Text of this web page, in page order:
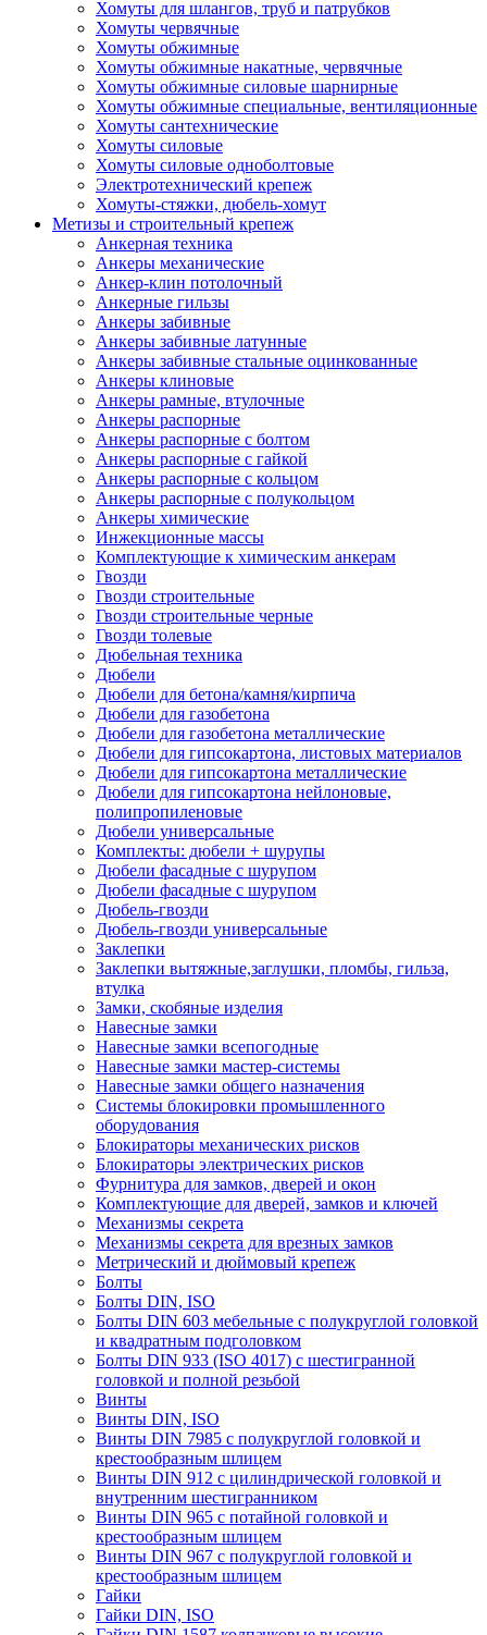
Хомуты для шлангов, труб и патрубков
Хомуты червячные
Хомуты обжимные
Хомуты обжимные накатные, червячные
Хомуты обжимные силовые шарнирные
Хомуты обжимные специальные, вентиляционные
Хомуты сантехнические
Хомуты силовые
Хомуты силовые одноболтовые
Электротехнический крепеж
Хомуты-стяжки, дюбель-хомут
Метизы и строительный крепеж
Анкерная техника
Анкеры механические
Анкер-клин потолочный
Анкерные гильзы
Анкеры забивные
Анкеры забивные латунные
Анкеры забивные стальные оцинкованные
Анкеры клиновые
Анкеры рамные, втулочные
Анкеры распорные
Анкеры распорные с болтом
Анкеры распорные с гайкой
Анкеры распорные с кольцом
Анкеры распорные с полукольцом
Анкеры химические
Инжекционные массы
Комплектующие к химическим анкерам
Гвозди
Гвозди строительные
Гвозди строительные черные
Гвозди толевые
Дюбельная техника
Дюбели
Дюбели для бетона/камня/кирпича
Дюбели для газобетона
Дюбели для газобетона металлические
Дюбели для гипсокартона, листовых материалов
Дюбели для гипсокартона металлические
Дюбели для гипсокартона нейлоновые,
полипропиленовые
Дюбели универсальные
Комплекты: дюбели + шурупы
Дюбели фасадные с шурупом
Дюбели фасадные с шурупом
Дюбель-гвозди
Дюбель-гвозди универсальные
Заклепки
Заклепки вытяжные,заглушки, пломбы, гильза,
втулка
Замки, скобяные изделия
Навесные замки
Навесные замки всепогодные
Навесные замки мастер-системы
Навесные замки общего назначения
Системы блокировки промышленного
оборудования
Блокираторы механических рисков
Блокираторы электрических рисков
Фурнитура для замков, дверей и окон
Комплектующие для дверей, замков и ключей
Механизмы секрета
Механизмы секрета для врезных замков
Метрический и дюймовый крепеж
Болты
Болты DIN, ISO
Болты DIN 603 мебельные с полукруглой головкой
и квадратным подголовком
Болты DIN 933 (ISO 4017) с шестигранной
головкой и полной резьбой
Винты
Винты DIN, ISO
Винты DIN 7985 с полукруглой головкой и
крестообразным шлицем
Винты DIN 912 с цилиндрической головкой и
внутренним шестигранником
Винты DIN 965 с потайной головкой и
крестообразным шлицем
Винты DIN 967 с полукруглой головкой и
крестообразным шлицем
Гайки
Гайки DIN, ISO